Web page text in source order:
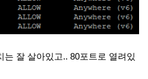
는 잘 살아있고.. 80포트로 열려있